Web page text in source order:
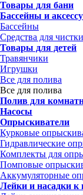
Товары для бани
Бассейны и
Бассейны
Средства для
Товары для детей
Травянчики
Игрушки
Все для полива
Все для полива
Полив для
Насосы
Опрыскиватели
Курковые
Гидравлические
Комплекты для
Помповые
Аккумуляторные
Лейки и насадки к